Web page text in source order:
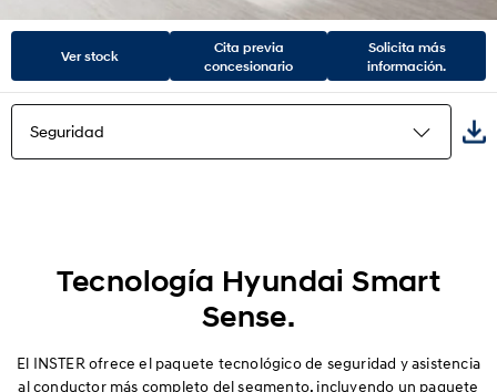
Ver stock
Cita previa
concesionario
Solicita más
información.
Seguridad
Confort
Tecnología Hyundai Smart
Sense.
El INSTER ofrece el paquete tecnológico de seguridad y asistencia
al conductor más completo del segmento, incluyendo un paquete